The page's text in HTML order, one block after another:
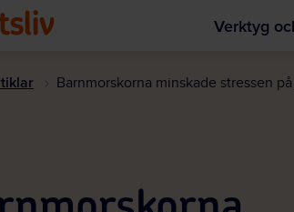
Verktyg
Barnmorskorna minskade stressen